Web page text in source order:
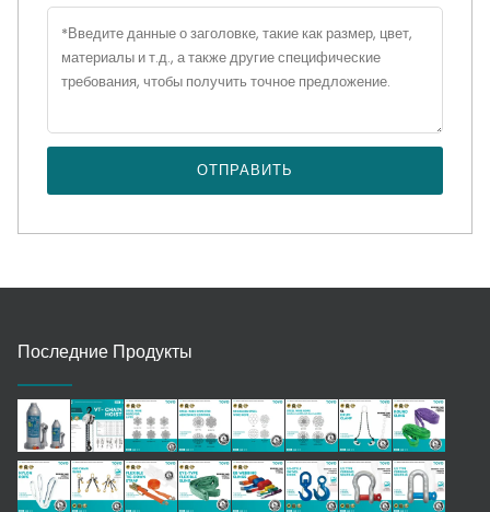
ОТПРАВИТЬ
Последние Продукты